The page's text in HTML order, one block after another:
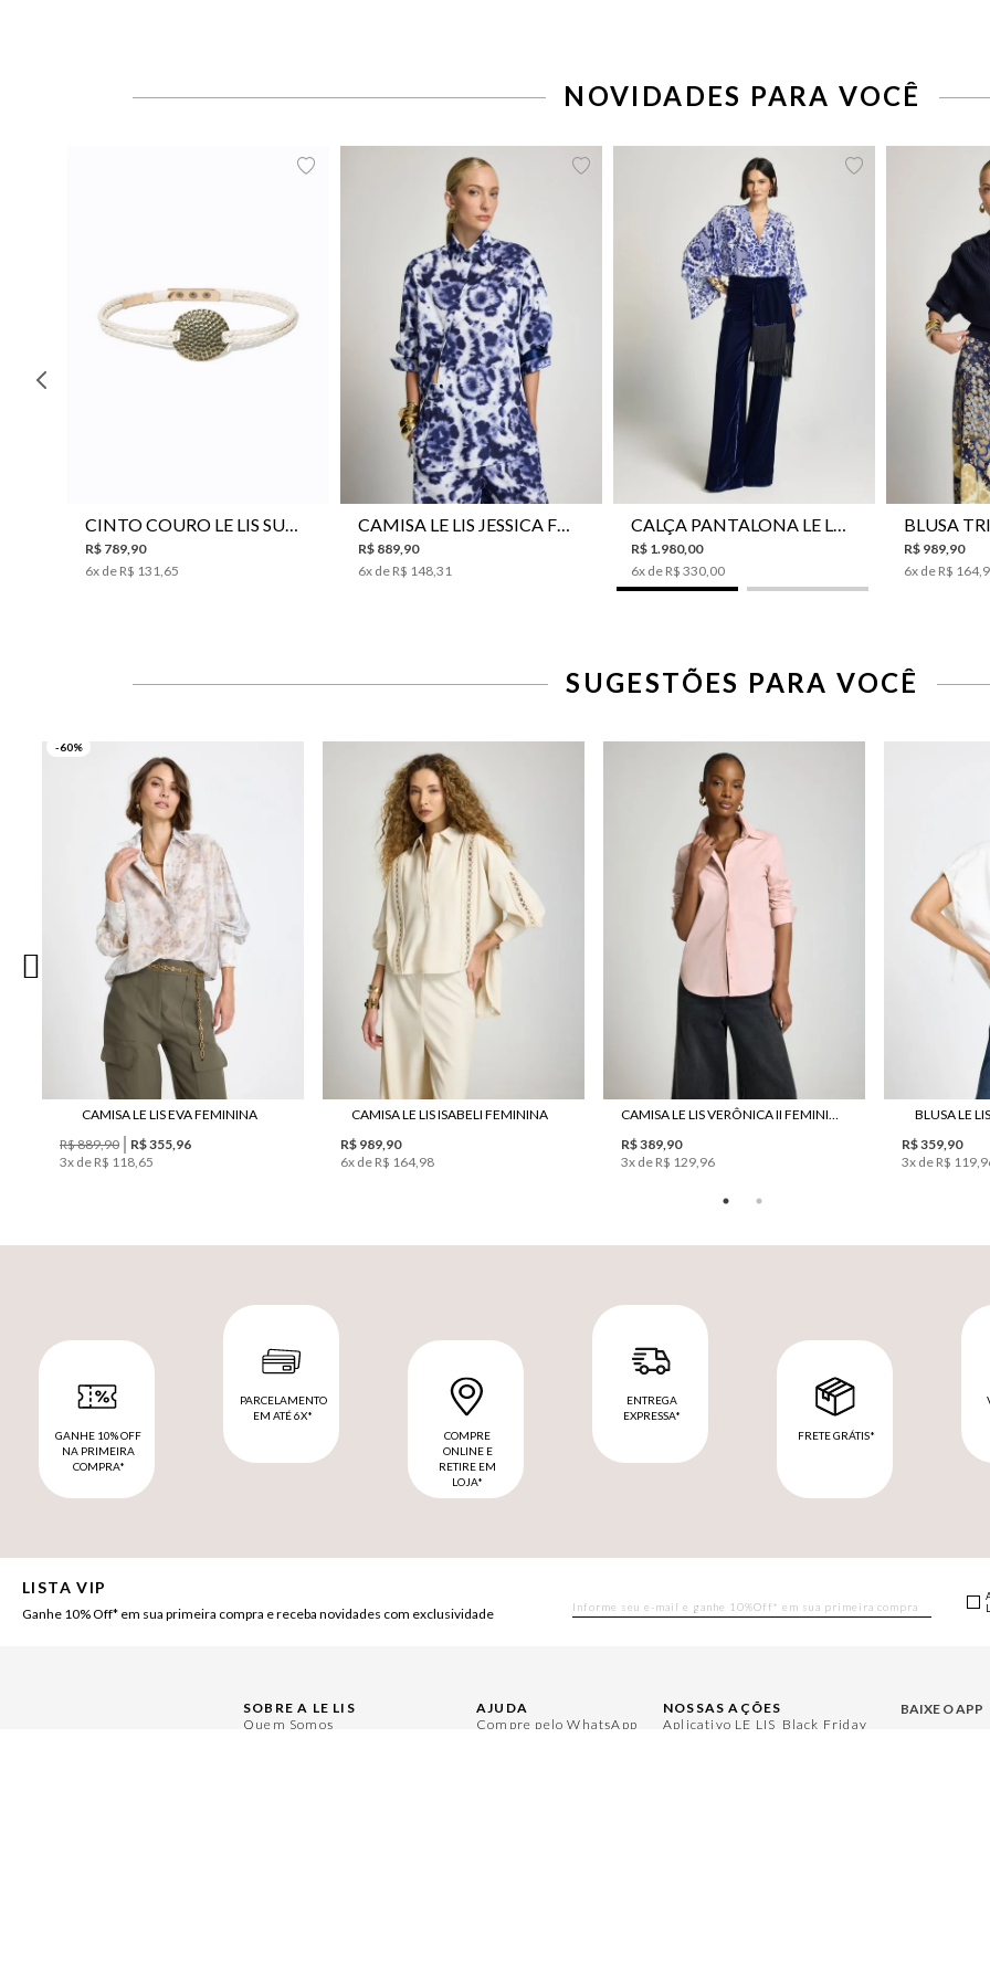
NOVIDADES PARA VOCÊ
CINTO COURO LE LIS SUKI FEMININO
R$ 789,90
6x de R$ 131,65
36 38 40 42 44 46
CAMISA LE LIS JESSICA FEMININA
R$ 889,90
6x de R$ 148,31
34 36 38
CALÇA PANTALONA LE LIS SONIA FEMININA
R$ 1.980,00
6x de R$ 330,00
R$ 989,90
6x de R$ 164,
SUGESTÕES PARA VOCÊ
-60%
CAMISA LE LIS EVA FEMININA
R$ 889,90
R$ 355,96
3x de R$ 118,65
CAMISA LE LIS ISABELI FEMININA
R$ 989,90
6x de R$ 164,98
CAMISA LE LIS VERÔNICA II FEMININA
R$ 389,90
3x de R$ 129,96
BLUSA LE
R$ 359,90
3x de R$
GANHE 10% OFF
NA PRIMEIRA
COMPRA*
PARCELAMENTO
EM ATÉ 6X*
COMPRE
ONLINE E
RETIRE EM
LOJA*
ENTREGA
EXPRESSA*
FRETE GRÁTIS*
LISTA VIP
Ganhe 10% Off* em sua primeira compra e receba novidades com exclusividade
SOBRE A LE LIS
Quem Somos
AJUDA
Compre pelo WhatsApp
NOSSAS AÇÕES
Aplicativo LE LIS Black Friday
BAIXE O APP